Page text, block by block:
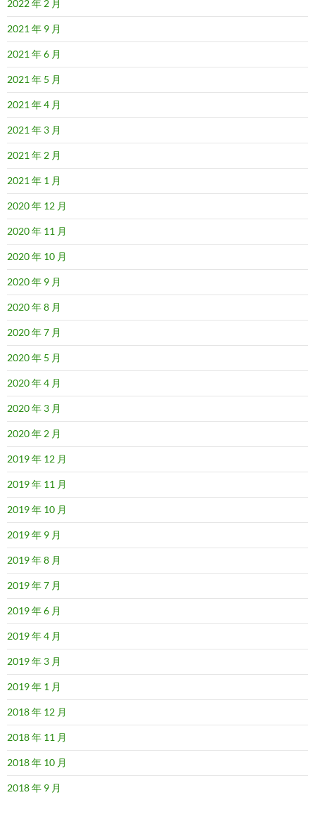
2022 年 2 月
2021 年 9 月
2021 年 6 月
2021 年 5 月
2021 年 4 月
2021 年 3 月
2021 年 2 月
2021 年 1 月
2020 年 12 月
2020 年 11 月
2020 年 10 月
2020 年 9 月
2020 年 8 月
2020 年 7 月
2020 年 5 月
2020 年 4 月
2020 年 3 月
2020 年 2 月
2019 年 12 月
2019 年 11 月
2019 年 10 月
2019 年 9 月
2019 年 8 月
2019 年 7 月
2019 年 6 月
2019 年 4 月
2019 年 3 月
2019 年 1 月
2018 年 12 月
2018 年 11 月
2018 年 10 月
2018 年 9 月